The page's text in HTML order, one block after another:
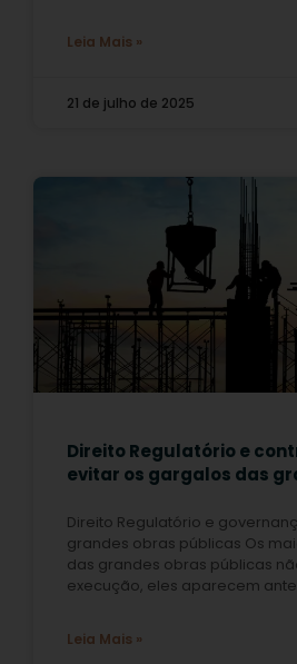
Leia Mais »
21 de julho de 2025
Direito Regulatório e
evitar os gargalos das
Direito Regulatório e
grandes obras públicas Os
das grandes obras públicas
execução, eles aparecem
Leia Mais »